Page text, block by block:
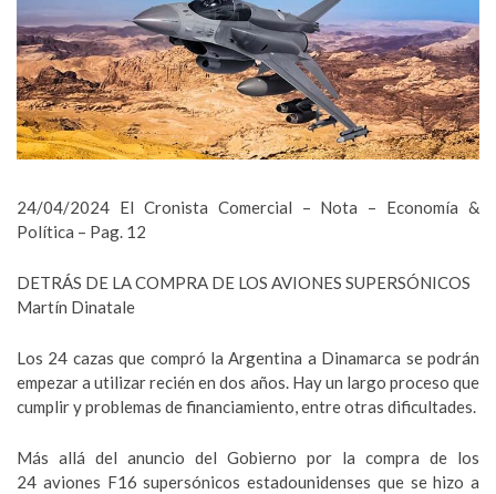
24/04/2024 El Cronista Comercial – Nota – Economía &
Política – Pag. 12
DETRÁS DE LA COMPRA DE LOS AVIONES SUPERSÓNICOS
Martín Dinatale
Los 24 cazas que compró la Argentina a Dinamarca se podrán
empezar a utilizar recién en dos años. Hay un largo proceso que
cumplir y problemas de financiamiento, entre otras dificultades.
Más allá del anuncio del Gobierno por la compra de los
24 aviones F16 supersónicos estadounidenses que se hizo a